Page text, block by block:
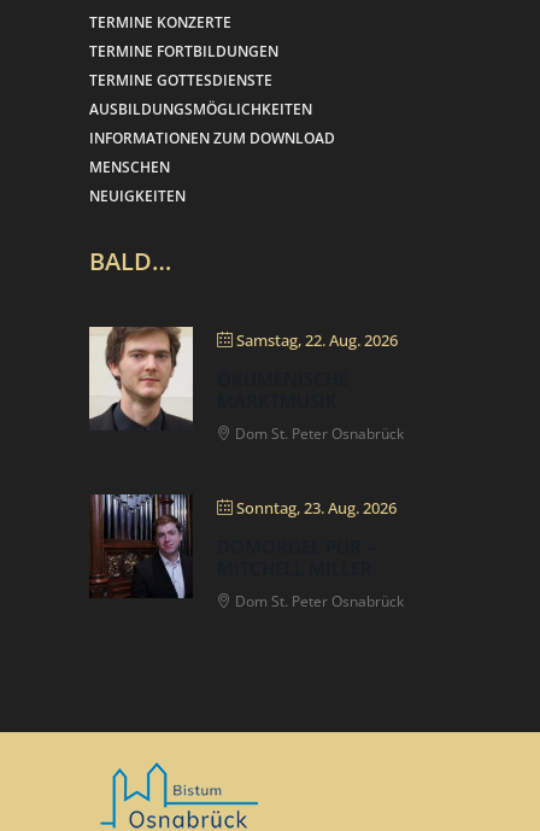
TERMINE KONZERTE
TERMINE FORTBILDUNGEN
TERMINE GOTTESDIENSTE
AUSBILDUNGSMÖGLICHKEITEN
INFORMATIONEN ZUM DOWNLOAD
MENSCHEN
NEUIGKEITEN
BALD…
Samstag, 22. Aug. 2026
Dom St. Peter Osnabrück
Sonntag, 23. Aug. 2026
Dom St. Peter Osnabrück